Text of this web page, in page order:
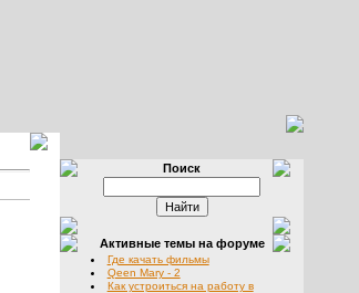
Поиск
Активные темы на форуме
Где качать фильмы
Qeen Mary - 2
Как устроиться на работу в